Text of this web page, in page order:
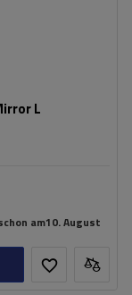
L
am10. August